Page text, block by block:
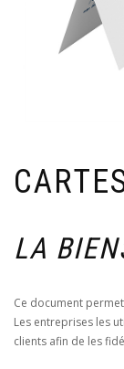
LA
Ce document
Les entreprises les
clients afin de les